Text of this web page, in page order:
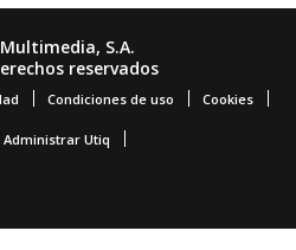
S.A.
reservados
Condiciones de uso Cookies
Administrar Utiq